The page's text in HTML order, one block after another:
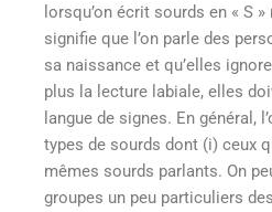
lorsqu’on écrit sourds en « S
signifie que l’on parle des
sa naissance et qu’elles
plus la lecture labiale, elles
langue de signes. En général,
types de sourds dont (i) ceux
mêmes sourds parlants. On
groupes un peu particuliers